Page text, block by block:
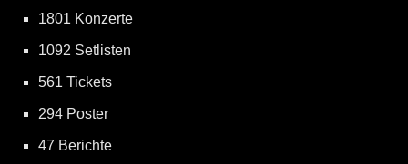
1801 Konzerte
1092 Setlisten
561 Tickets
294 Poster
47 Berichte